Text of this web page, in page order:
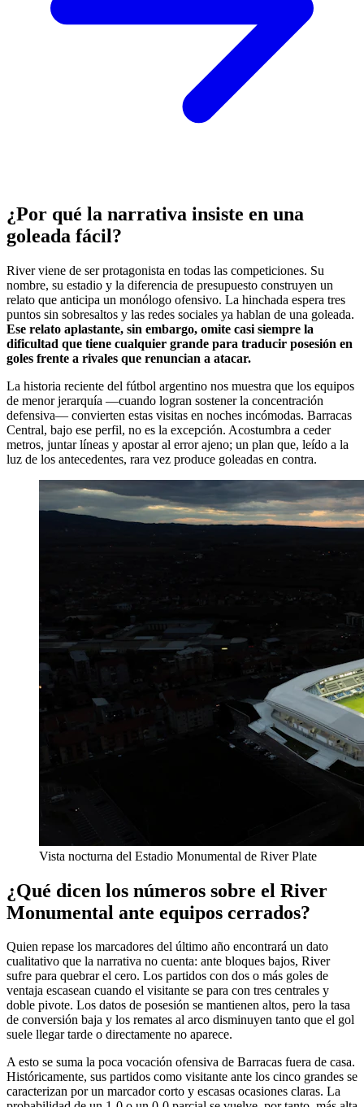
¿Por qué la narrativa insiste en una
goleada fácil?
River viene de ser protagonista en todas las competiciones. Su
nombre, su estadio y la diferencia de presupuesto construyen un
relato que anticipa un monólogo ofensivo. La hinchada espera tres
puntos sin sobresaltos y las redes sociales ya hablan de una goleada.
Ese relato aplastante, sin embargo, omite casi siempre la
dificultad que tiene cualquier grande para traducir posesión en
goles frente a rivales que renuncian a atacar.
La historia reciente del fútbol argentino nos muestra que los equipos
de menor jerarquía —cuando logran sostener la concentración
defensiva— convierten estas visitas en noches incómodas. Barracas
Central, bajo ese perfil, no es la excepción. Acostumbra a ceder
metros, juntar líneas y apostar al error ajeno; un plan que, leído a la
luz de los antecedentes, rara vez produce goleadas en contra.
Vista nocturna del Estadio Monumental de River Plate
¿Qué dicen los números sobre el River
Monumental ante equipos cerrados?
Quien repase los marcadores del último año encontrará un dato
cualitativo que la narrativa no cuenta: ante bloques bajos, River
sufre para quebrar el cero. Los partidos con dos o más goles de
ventaja escasean cuando el visitante se para con tres centrales y
doble pivote. Los datos de posesión se mantienen altos, pero la tasa
de conversión baja y los remates al arco disminuyen tanto que el gol
suele llegar tarde o directamente no aparece.
A esto se suma la poca vocación ofensiva de Barracas fuera de casa.
Históricamente, sus partidos como visitante ante los cinco grandes se
caracterizan por un marcador corto y escasas ocasiones claras. La